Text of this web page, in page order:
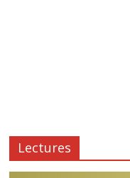
Lectures